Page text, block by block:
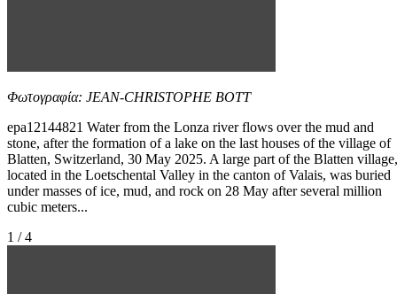
Φωτογραφία: JEAN-CHRISTOPHE BOTT
epa12144821 Water from the Lonza river flows over the mud and
stone, after the formation of a lake on the last houses of the village of
Blatten, Switzerland, 30 May 2025. A large part of the Blatten village,
located in the Loetschental Valley in the canton of Valais, was buried
under masses of ice, mud, and rock on 28 May after several million
cubic meters...
1 / 4